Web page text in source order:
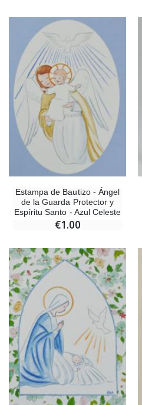
Estampa de Bautizo - Ángel
de la Guarda Protector y
Espíritu Santo - Azul Celeste
€1.00